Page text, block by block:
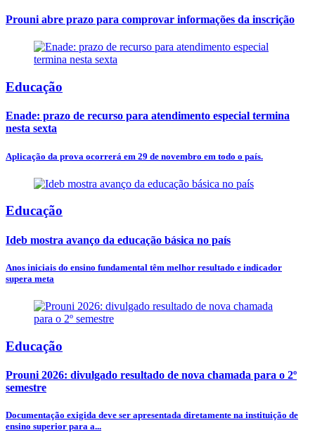
Prouni abre prazo para comprovar informações da inscrição
Educação
Enade: prazo de recurso para atendimento especial termina
nesta sexta
Aplicação da prova ocorrerá em 29 de novembro em todo o país.
Educação
Ideb mostra avanço da educação básica no país
Anos iniciais do ensino fundamental têm melhor resultado e indicador
supera meta
Educação
Prouni 2026: divulgado resultado de nova chamada para o 2º
semestre
Documentação exigida deve ser apresentada diretamente na instituição de
ensino superior para a...